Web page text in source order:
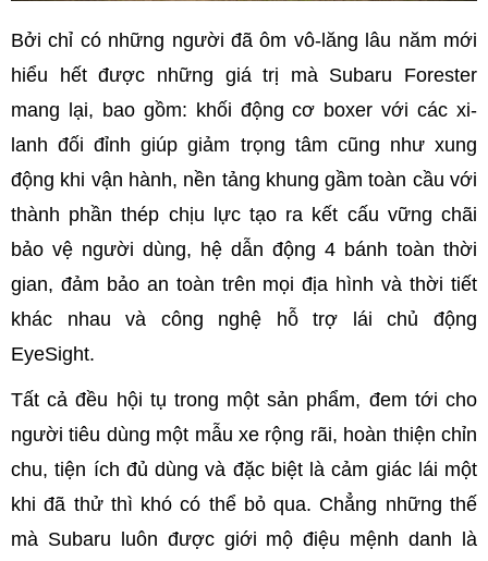
Bởi chỉ có những người đã ôm vô-lăng lâu năm mới
hiểu hết được những giá trị mà Subaru Forester
mang lại, bao gồm: khối động cơ boxer với các xi-
lanh đối đỉnh giúp giảm trọng tâm cũng như xung
động khi vận hành, nền tảng khung gầm toàn cầu với
thành phần thép chịu lực tạo ra kết cấu vững chãi
bảo vệ người dùng, hệ dẫn động 4 bánh toàn thời
gian, đảm bảo an toàn trên mọi địa hình và thời tiết
khác nhau và công nghệ hỗ trợ lái chủ động
EyeSight.
Tất cả đều hội tụ trong một sản phẩm, đem tới cho
người tiêu dùng một mẫu xe rộng rãi, hoàn thiện chỉn
chu, tiện ích đủ dùng và đặc biệt là cảm giác lái một
khi đã thử thì khó có thể bỏ qua. Chẳng những thế
mà Subaru luôn được giới mộ điệu mệnh danh là